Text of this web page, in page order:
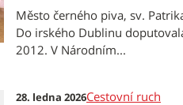
Město černého piva, sv.
Do irského Dublinu
2012. V Národním...
28. ledna 2026Cestovní ruch